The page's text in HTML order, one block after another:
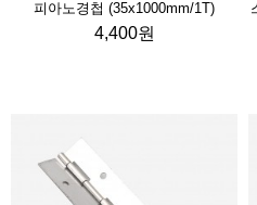
피아노경첩 (35x1000mm/1T)
4,400원